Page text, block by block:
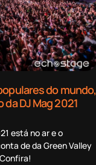
do mundo,
DJ Mag 2021
está no ar e o
de da Green Valley